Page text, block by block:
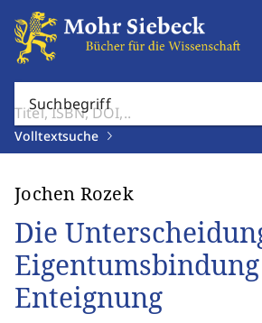
Suchbegriff
Volltextsuche
Jochen Rozek
Die
Enteignung